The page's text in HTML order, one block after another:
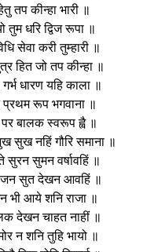
तप कीन्हा भारी ॥
तुम धरि द्विज रूपा ॥
सेवा करी तुम्हारी ॥
हित जो तप कीन्हा ॥
गर्भ धारण यहि काला ॥
प्रथम रूप भगवाना ॥
बालक स्वरूप ह्वै ॥
सुख नहिं गौरि समाना ॥
सुमन वर्षावहिं ॥
जन सुत देखन आवहिं ॥
आये शनि राजा ॥
देखन चाहत नाहीं ॥
न शनि तुहि भायो ॥